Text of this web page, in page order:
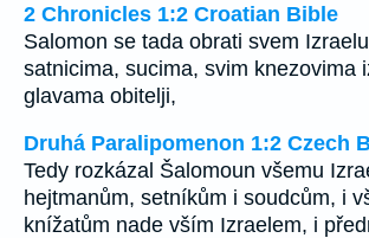
2 Chronicles 1:2 Croatian Bible
Salomon se tada obrati svem
satnicima, sucima, svim knezovima
glavama obitelji,
Druhá Paralipomenon 1:2 Czech
Tedy rozkázal Šalomoun všemu
hejtmanům, setníkům i soudcům, i
knížatům nade vším Izraelem, i